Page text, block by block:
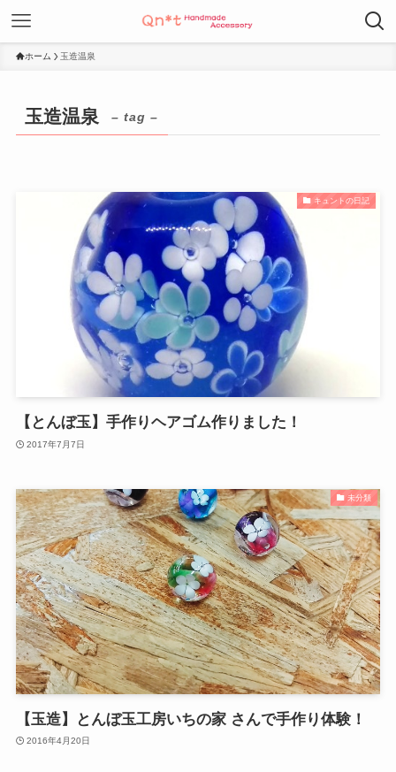
ホーム 玉造温泉
玉造温泉 – tag –
キュントの日記
【とんぼ玉】手作りヘアゴム作りました！
2017年7月7日
未分類
【玉造】とんぼ玉工房いちの家 さんで手作り体験！
2016年4月20日